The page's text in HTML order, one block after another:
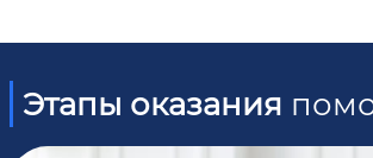
Этапы оказания